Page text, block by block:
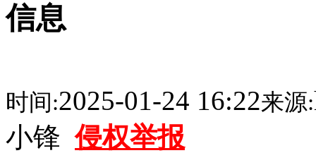
信息
时间:2025-01-24 16:22来源:
小锋侵权举报